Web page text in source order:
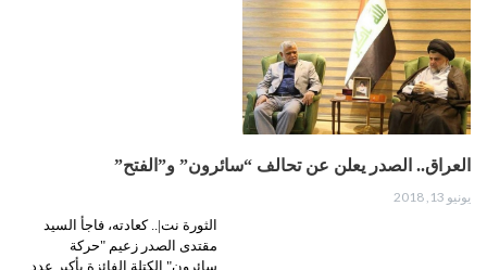
العراق.. الصدر يعلن عن تحالف “سائرون” و”الفتح”
يونيو 13, 2018
الثورة نت|.. كعادته، فاجأ السيد
مقتدى الصدر زعيم "حركة
سائرون" الكتلة الفائزة بأكبر عدد